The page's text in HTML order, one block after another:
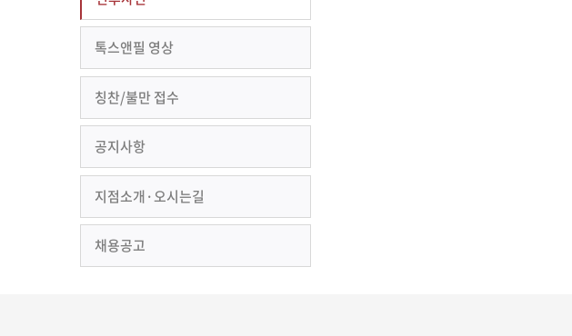
톡스앤필 영상
칭찬/불만 접수
공지사항
지점소개·오시는길
채용공고